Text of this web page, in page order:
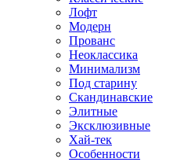
Лофт
Модерн
Прованс
Неоклассика
Минимализм
Под старину
Скандинавские
Элитные
Эксклюзивные
Хай-тек
Особенности